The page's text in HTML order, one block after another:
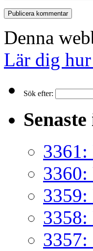
Denna
Lär dig hur
Sök efter:
3360:
3359:
3357: